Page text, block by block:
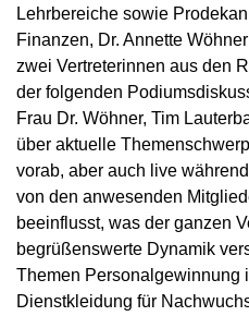
Lehrbereiche sowie
Finanzen, Dr. Annette
zwei Vertreterinnen aus den
der folgenden
Frau Dr. Wöhner, Tim
über aktuelle
vorab, aber auch live
von den anwesenden
beeinflusst, was der ganzen
begrüßenswerte Dynamik
Themen Personalgewinnung
Dienstkleidung für